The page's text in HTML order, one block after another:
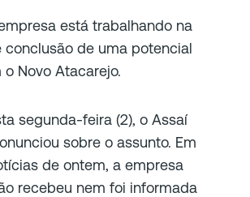
está trabalhando na
conclusão de uma potencial
Novo Atacarejo.
segunda-feira (2), o Assaí
sobre o assunto. Em
de ontem, a empresa
recebeu nem foi informada